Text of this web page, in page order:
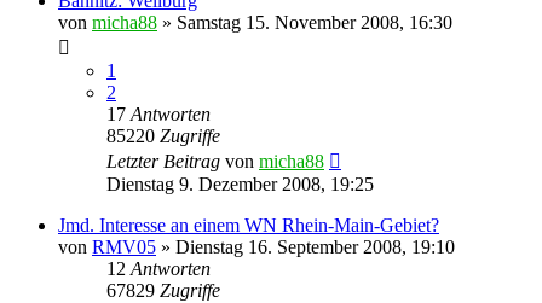
von micha88 » Samstag 15. November 2008, 16:30
1
2
17 Antworten
85220 Zugriffe
Letzter Beitrag von micha88
Dienstag 9. Dezember 2008, 19:25
Jmd. Interesse an einem WN Rhein-Main-Gebiet?
von RMV05 » Dienstag 16. September 2008, 19:10
12 Antworten
67829 Zugriffe